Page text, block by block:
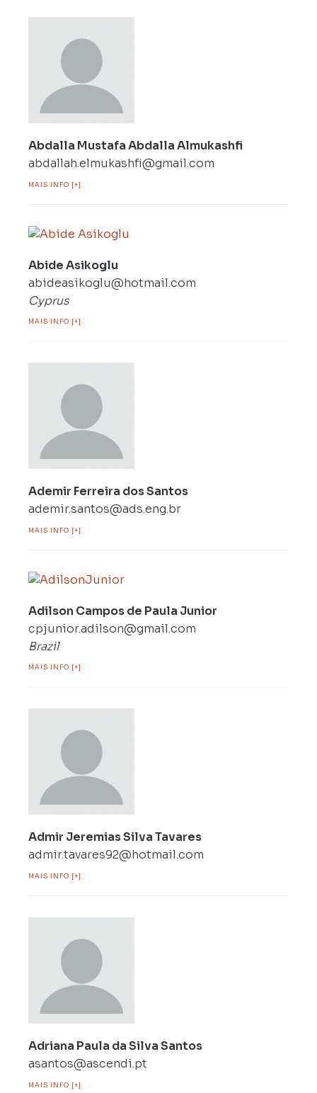
Abdalla Mustafa Abdalla Almukashfi
abdallah.elmukashfi@gmail.com
MAIS INFO [+]
Abide Asikoglu
abideasikoglu@hotmail.com
Cyprus
MAIS INFO [+]
Ademir Ferreira dos Santos
ademir.santos@ads.eng.br
MAIS INFO [+]
Adilson Campos de Paula Junior
cpjunior.adilson@gmail.com
Brazil
MAIS INFO [+]
Admir Jeremias Silva Tavares
admir.tavares92@hotmail.com
MAIS INFO [+]
Adriana Paula da Silva Santos
asantos@ascendi.pt
MAIS INFO [+]